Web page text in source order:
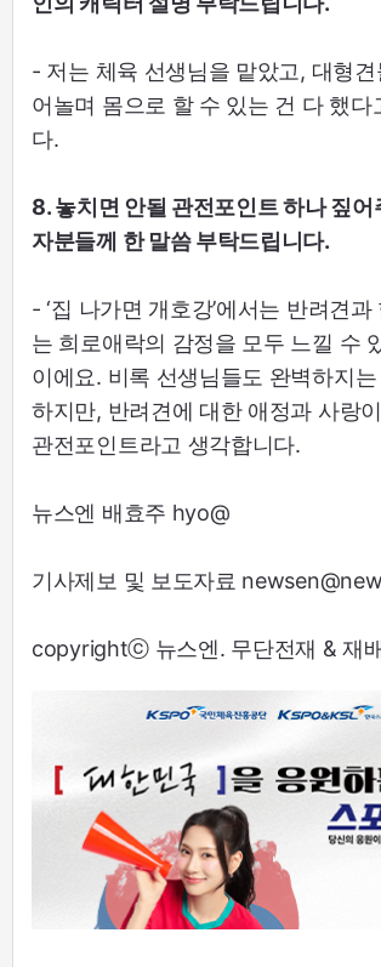
- 저는 체육 선생님을 맡았고, 대형견
어놀며 몸으로 할 수 있는 건 다 했다
다.
8. 놓치면 안될 관전포인트 하나 짚어
자분들께 한 말씀 부탁드립니다.
- ‘집 나가면 개호강’에서는 반려견과
는 희로애락의 감정을 모두 느낄 수
이에요. 비록 선생님들도 완벽하지
하지만, 반려견에 대한 애정과 사랑
관전포인트라고 생각합니다.
뉴스엔 배효주 hyo@
기사제보 및 보도자료
copyrightⓒ 뉴스엔. 무단전재 & 재